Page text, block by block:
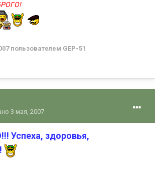
пользователем GEP-51
3 мая, 2007
Успеха, здоровья,